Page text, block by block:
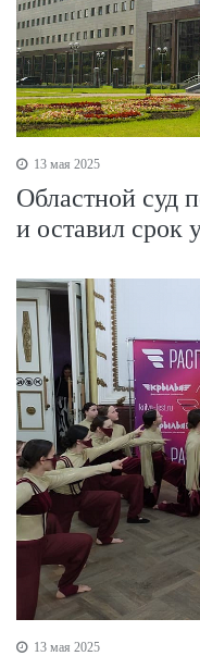
13 мая 2025
Областной суд
и оставил срок
13 мая 2025